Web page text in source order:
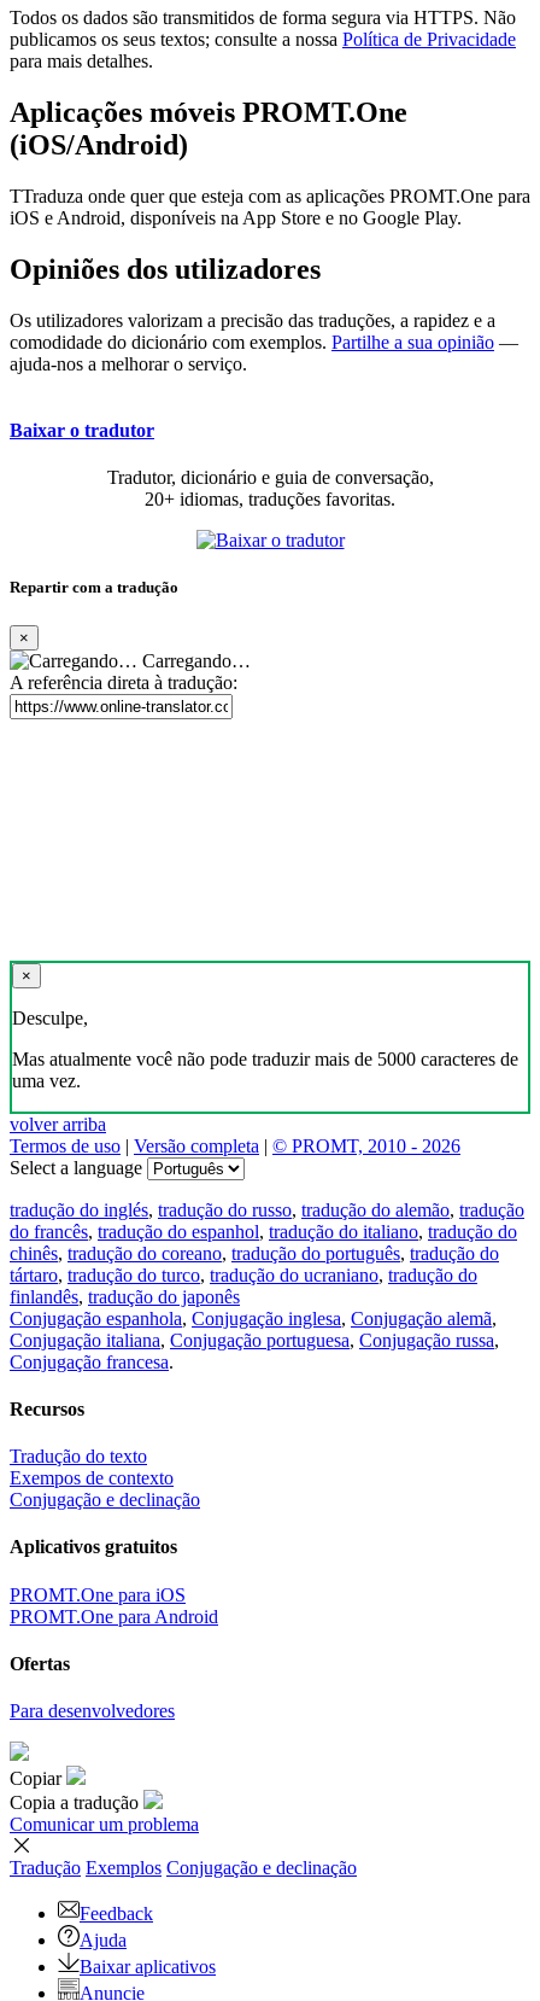
Todos os dados são transmitidos de forma segura via HTTPS. Não
publicamos os seus textos; consulte a nossa Política de Privacidade
para mais detalhes.
Aplicações móveis PROMT.One
(iOS/Android)
TTraduza onde quer que esteja com as aplicações PROMT.One para
iOS e Android, disponíveis na App Store e no Google Play.
Opiniões dos utilizadores
Os utilizadores valorizam a precisão das traduções, a rapidez e a
comodidade do dicionário com exemplos. Partilhe a sua opinião —
ajuda-nos a melhorar o serviço.
Baixar o tradutor
Tradutor, dicionário e guia de conversação,
20+ idiomas, traduções favoritas.
Repartir com a tradução
×
Carregando…
A referência direta à tradução:
×
Desculpe,
Mas atualmente você não pode traduzir mais de 5000 caracteres de
uma vez.
volver arriba
Termos de uso | Versão completa | © PROMT, 2010 - 2026
Select a language
tradução do inglés, tradução do russo, tradução do alemão, tradução
do francês, tradução do espanhol, tradução do italiano, tradução do
chinês, tradução do coreano, tradução do português, tradução do
tártaro, tradução do turco, tradução do ucraniano, tradução do
finlandês, tradução do japonês
Conjugação espanhola, Conjugação inglesa, Conjugação alemã,
Conjugação italiana, Conjugação portuguesa, Conjugação russa,
Conjugação francesa.
Recursos
Tradução do texto
Exempos de contexto
Conjugação e declinação
Aplicativos gratuitos
PROMT.One para iOS
PROMT.One para Android
Ofertas
Para desenvolvedores
Copiar
Copia a tradução
Comunicar um problema
Tradução Exemplos Conjugação e declinação
Feedback
Ajuda
Baixar aplicativos
Anuncie